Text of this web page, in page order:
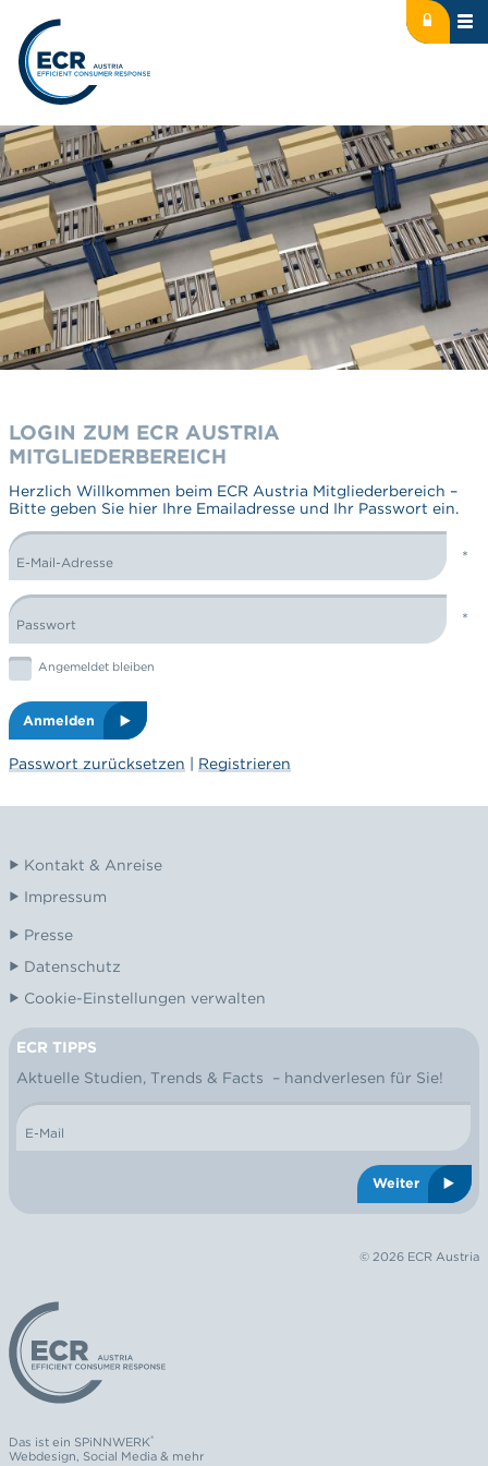
Logo: ECR Austria Icon:
LOGIN ZUM ECR AUSTRIA
MITGLIEDERBEREICH
Herzlich Willkommen beim ECR Austria Mitgliederbereich –
Bitte geben Sie hier Ihre Emailadresse und Ihr Passwort ein.
LOGIN FORM
E-Mail-Adresse
Passwort
Graphic: checkbox
Angemeldet bleiben
Anmelden
Passwort zurücksetzen| Registrieren
Kontakt & Anreise
Impressum
Presse
Datenschutz
Cookie-Einstellungen verwalten
NEWSLETTER
ECR TIPPS
Aktuelle Studien, Trends & Facts – handverlesen für Sie!
E-Mail
Weiter
© 2026 ECR Austria
Logo: ECR Austria
Das ist ein SPiNNWERK®
Webdesign, Social Media& mehr